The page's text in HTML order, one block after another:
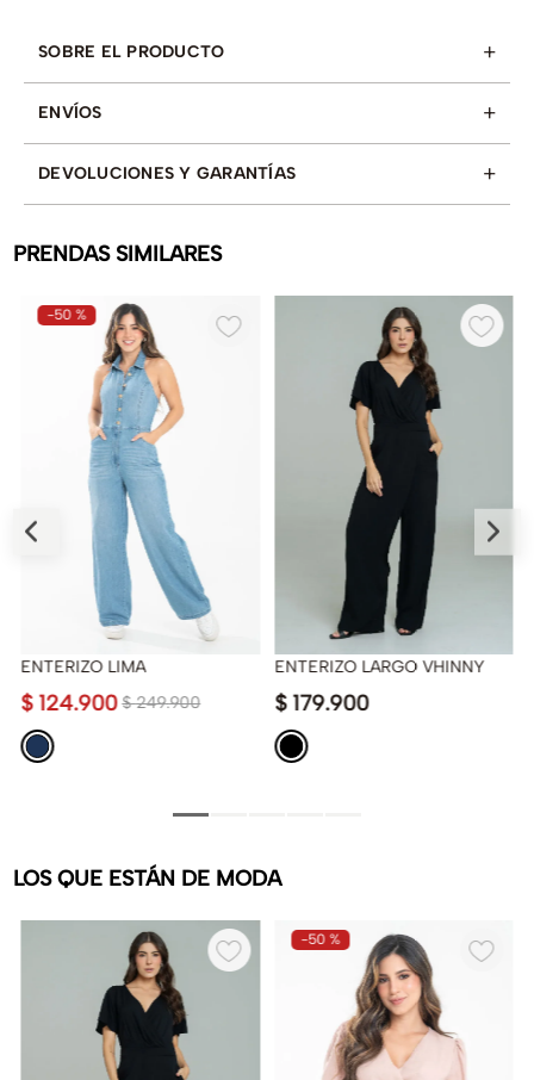
SOBRE EL PRODUCTO +
ENVÍOS +
DEVOLUCIONES Y GARANTÍAS +
PRENDAS SIMILARES
-50 %
ENTERIZO LIMA
$ 249.900
$ 124.900
ENTERIZO LARGO VHINNY
$ 179.900
LOS QUE ESTÁN DE MODA
-50 %